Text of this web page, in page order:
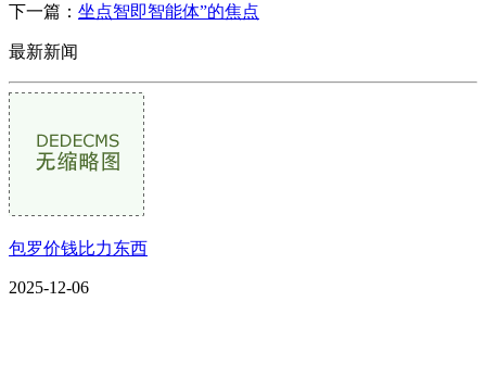
下一篇： 坐点智即智能体”的焦点
最新新闻
包罗价钱比力东西
2025-12-06